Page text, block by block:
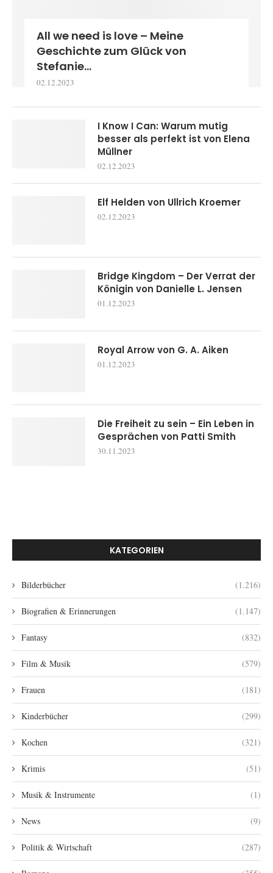
All we need is love – Meine
Geschichte zum Glück von
Stefanie...
02.12.2023
I Know I Can: Warum mutig
besser als perfekt ist von Elena
Müllner
02.12.2023
Elf Helden von Ullrich Kroemer
02.12.2023
Bridge Kingdom – Der Verrat der
Königin von Danielle L. Jensen
01.12.2023
Royal Arrow von G. A. Aiken
01.12.2023
Die Freiheit zu sein – Ein Leben in
Gesprächen von Patti Smith
30.11.2023
KATEGORIEN
Bilderbücher (1.216)
Biografien & Erinnerungen (1.147)
Fantasy (832)
Film & Musik (579)
Frauen (181)
Kinderbücher (299)
Kochen (321)
Krimis (51)
Musik & Instrumente (1)
News (9)
Politik & Wirtschaft (287)